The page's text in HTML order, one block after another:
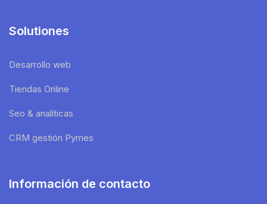
Solutiones
Desarrollo web
Tiendas Online
Seo & analíticas
CRM gestión Pymes
Información de contacto